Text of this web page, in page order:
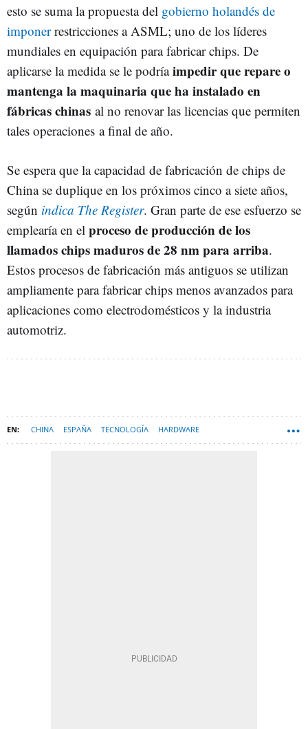
esto se suma la propuesta del gobierno holandés de
imponerrestricciones a ASML; uno de los líderes
mundiales en equipación para fabricar chips. De
aplicarse la medida se le podríaimpedir que repare o
mantenga la maquinaria que ha instalado en
fábricas chinas al no renovar las licencias que permiten
tales operaciones a final de año.
Se espera que la capacidad de fabricación de chips de
China se duplique en los próximos cinco a siete años,
según indica The Register. Gran parte de ese esfuerzo se
emplearía en el proceso de producción de los
llamados chips maduros de 28 nm para arriba.
Estos procesos de fabricación más antiguos se utilizan
ampliamente para fabricar chips menos avanzados para
aplicaciones como electrodomésticos y la industria
automotriz.
CHINA ESPAÑA TECNOLOGÍA HARDWARE